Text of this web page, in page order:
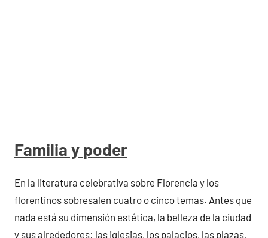
Familia y poder
En la literatura celebrativa sobre Florencia y los
florentinos sobresalen cuatro o cinco temas. Antes que
nada está su dimensión estética, la belleza de la ciudad
y sus alrededores: las iglesias, los palacios, las plazas,